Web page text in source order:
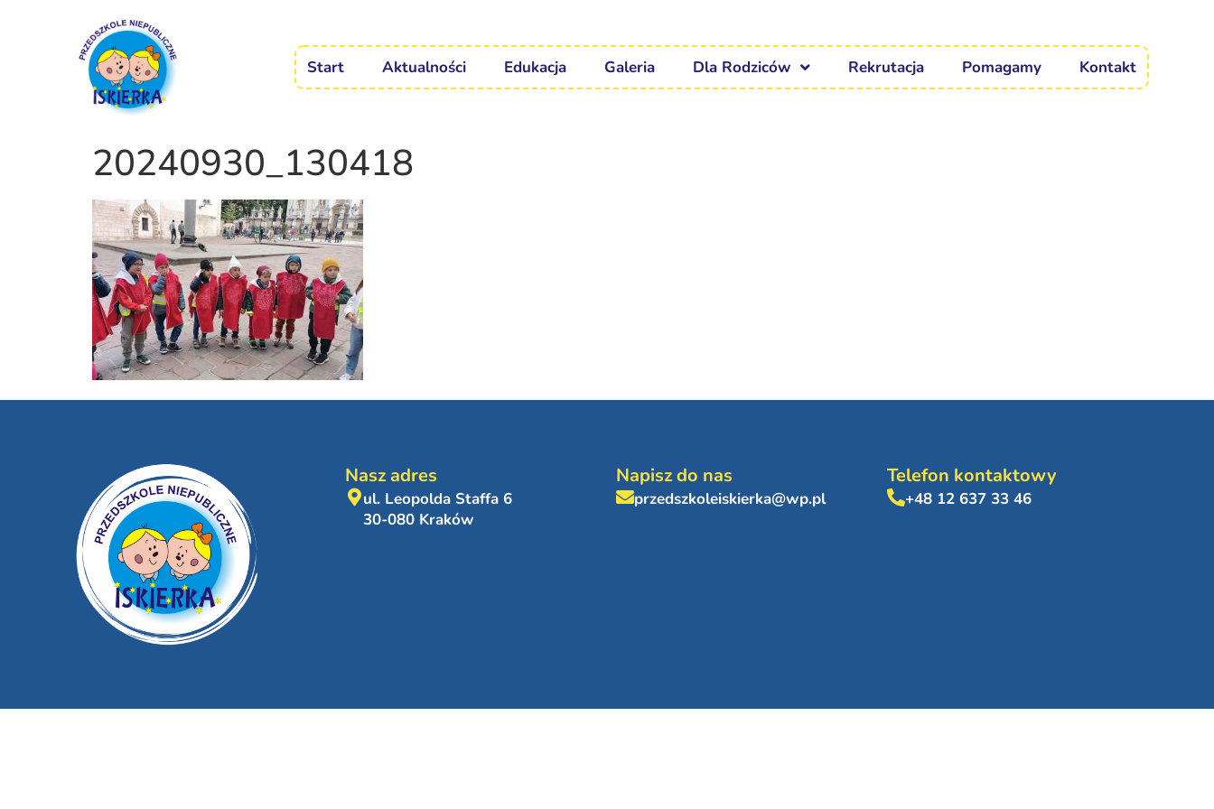
Start Aktualności Edukacja Galeria Dla Rodziców Rekrutacja Pomagamy Kontakt
20240930_130418
Nasz adres
ul. Leopolda Staffa 6
30-080 Kraków
Napisz do nas
przedszkoleiskierka@wp.pl
Telefon kontaktowy
+48 12 637 33 46